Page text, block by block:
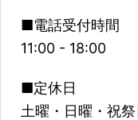
■電話受付時間
11:00 - 18:00
■定休日
土曜・日曜・祝